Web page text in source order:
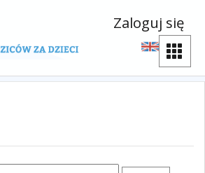
Zaloguj się